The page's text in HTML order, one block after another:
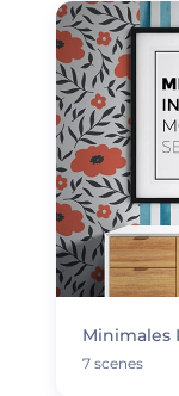
Minimales
7 scenes